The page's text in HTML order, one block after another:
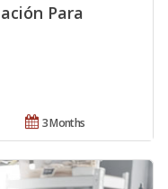
Para
3 Months